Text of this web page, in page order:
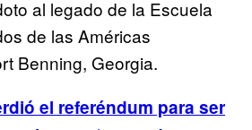
al legado de la Escuela
de las Américas
Benning, Georgia.
el referéndum para ser